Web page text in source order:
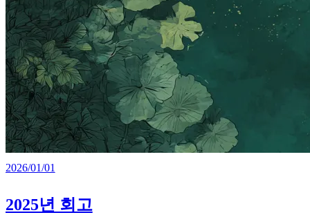
2026/01/01
2025년 회고